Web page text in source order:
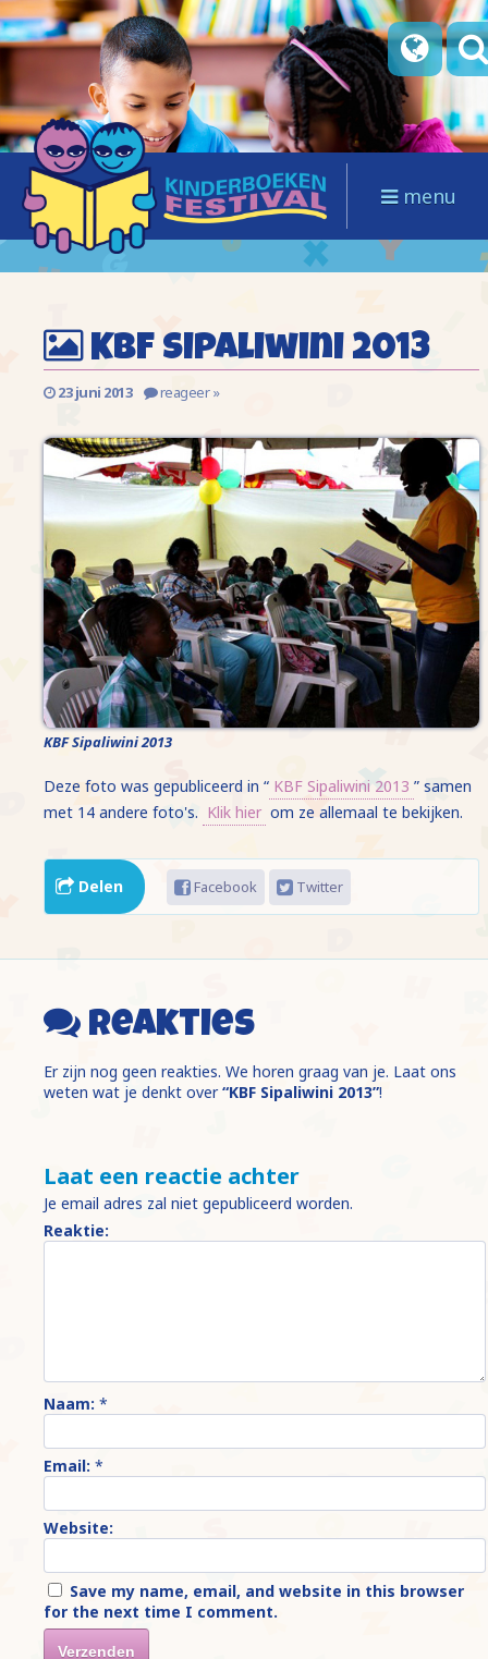
menu
KBF Sipaliwini 2013
23 juni 2013 reageer »
KBF Sipaliwini 2013
Deze foto was gepubliceerd in “ KBF Sipaliwini 2013 ” samen
met 14 andere foto's. Klik hier om ze allemaal te bekijken.
Delen Facebook Twitter
Reakties
Er zijn nog geen reakties. We horen graag van je. Laat ons
weten wat je denkt over“KBF Sipaliwini 2013”!
Laat een reactie achter
Je email adres zal niet gepubliceerd worden.
Reaktie:
Naam: *
Email: *
Website:
Save my name, email, and website in this browser
for the next time I comment.